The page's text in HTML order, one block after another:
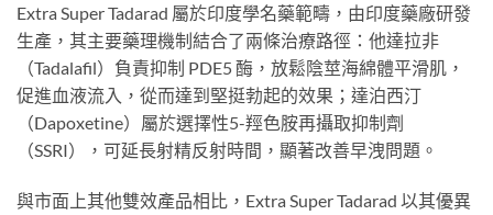
Extra Super Tadarad 屬於印度學名藥範疇，由印度藥廠研發
生產，其主要藥理機制結合了兩條治療路徑：他達拉非
（Tadalafil）負責抑制 PDE5 酶，放鬆陰莖海綿體平滑肌，
促進血液流入，從而達到堅挺勃起的效果；達泊西汀
（Dapoxetine）屬於選擇性5-羥色胺再攝取抑制劑
（SSRI），可延長射精反射時間，顯著改善早洩問題。
與市面上其他雙效產品相比，Extra Super Tadarad 以其優異